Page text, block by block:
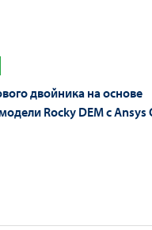
двойника на основе
Rocky DEM с Ansys